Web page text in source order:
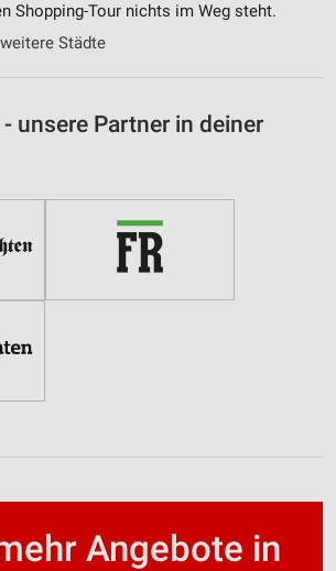
Shopping-Tour nichts im Weg steht.
Städte
unsere Partner in deiner
Angebote in